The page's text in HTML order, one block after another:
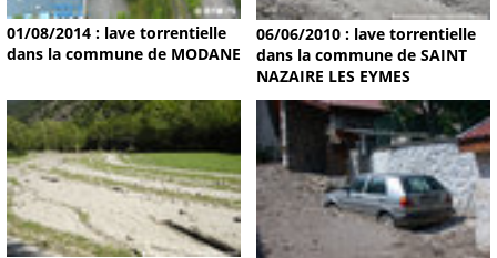
01/08/2014 : lave torrentielle
dans la commune de MODANE
06/06/2010 : lave torrentielle
dans la commune de SAINT
NAZAIRE LES EYMES